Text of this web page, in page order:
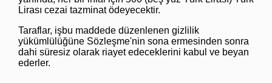
Lirası cezai tazminat ödeyecektir.
Taraflar, işbu maddede düzenlenen gizlilik
yükümlülüğüne Sözleşme'nin sona ermesinden sonra
dahi süresiz olarak riayet edeceklerini kabul ve beyan
ederler.